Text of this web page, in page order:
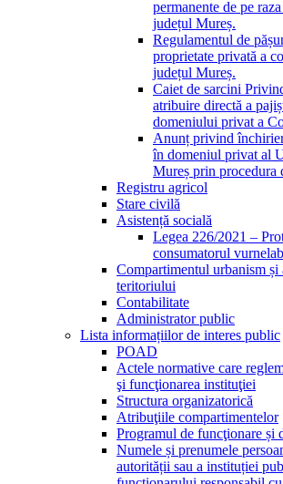
permanente de pe
județul Mureș.
Regulamentul de
proprietate privată a
județul Mureș.
Caiet de sarcini
atribuire directă a
domeniului privat a
Anunț privind
în domeniul privat al
Mureș prin procedura
Registru agricol
Stare civilă
Asistență socială
Legea 226/2021 –
consumatorul
Compartimentul urbanism și
teritoriului
Contabilitate
Administrator public
Lista informațiilor de interes public
POAD
Actele normative care
şi funcţionarea instituţiei
Structura organizatorică
Atribuţiile compartimentelor
Programul de funcţionare și
Numele și prenumele
autorității sau a instituției